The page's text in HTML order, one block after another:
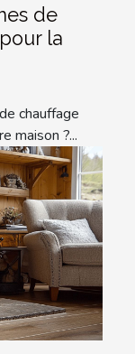
de
la
chauffage
maison ?...